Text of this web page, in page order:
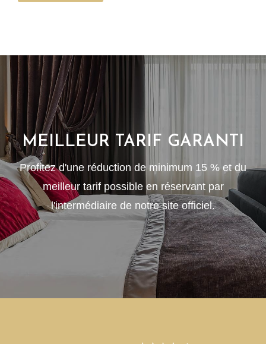
MEILLEUR TARIF GARANTI
Profitez d'une réduction de minimum 15 % et du
meilleur tarif possible en réservant par
l'intermédiaire de notre site officiel.